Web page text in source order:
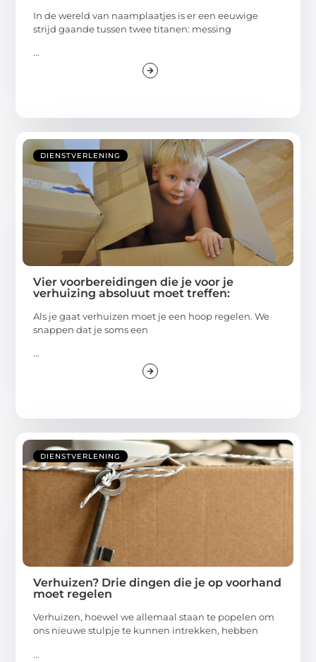
In de wereld van naamplaatjes is er een eeuwige
strijd gaande tussen twee titanen: messing
...
DIENSTVERLENING
Vier voorbereidingen die je voor je
verhuizing absoluut moet treffen:
Als je gaat verhuizen moet je een hoop regelen. We
snappen dat je soms een
...
DIENSTVERLENING
Verhuizen? Drie dingen die je op voorhand
moet regelen
Verhuizen, hoewel we allemaal staan te popelen om
ons nieuwe stulpje te kunnen intrekken, hebben
...